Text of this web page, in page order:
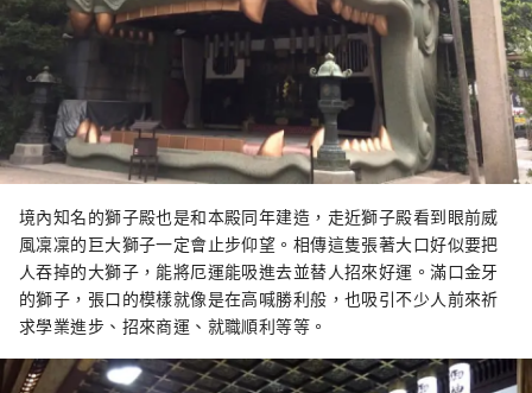
境內知名的獅子殿也是和本殿同年建造，走近獅子殿看到眼前威
風凜凜的巨大獅子一定會止步仰望。相傳這隻張著大口好似要把
人吞掉的大獅子，能將厄運能吸進去並替人招來好運。滿口金牙
的獅子，張口的模樣就像是在高喊勝利般，也吸引不少人前來祈
求學業進步、招來商運、就職順利等等。